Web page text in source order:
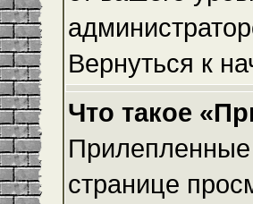
Вернуться к
Что такое
странице